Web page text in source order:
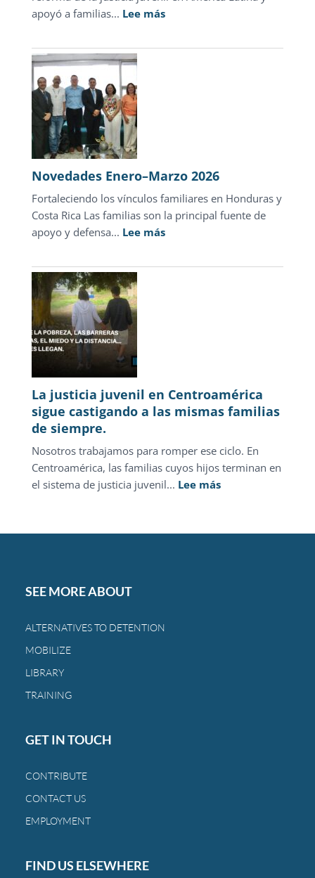
apoyó a familias... Lee más:
abril
Novedades Enero–Marzo 2026
Fortaleciendo los vínculos familiares en Honduras y
Costa Rica Las familias son la principal fuente de
apoyo y defensa... Lee más:
Enero–
La justicia juvenil en Centroamérica
sigue castigando a las mismas familias
de siempre.
Nosotros trabajamos para romper ese ciclo. En
Centroamérica, las familias cuyos hijos terminan en
el sistema de justicia juvenil... Lee más:
juvenil
SEE MORE ABOUT
ALTERNATIVES TO DETENTION
MOBILIZE
LIBRARY
TRAINING
GET IN TOUCH
CONTRIBUTE
CONTACT US
EMPLOYMENT
FIND US ELSEWHERE